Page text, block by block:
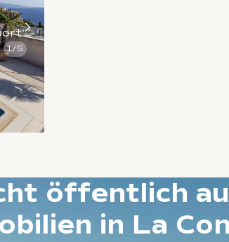
1/5
öffentlich
in La